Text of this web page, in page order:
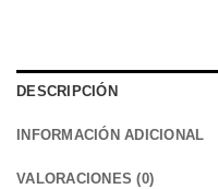
DESCRIPCIÓN
INFORMACIÓN ADICIONAL
VALORACIONES (0)